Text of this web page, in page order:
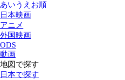
あいうえお順
日本映画
アニメ
外国映画
ODS
動画
地図で探す
日本で探す